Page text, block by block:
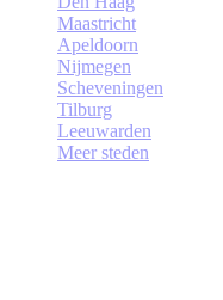
Maastricht
Apeldoorn
Nijmegen
Scheveningen
Tilburg
Leeuwarden
Meer steden